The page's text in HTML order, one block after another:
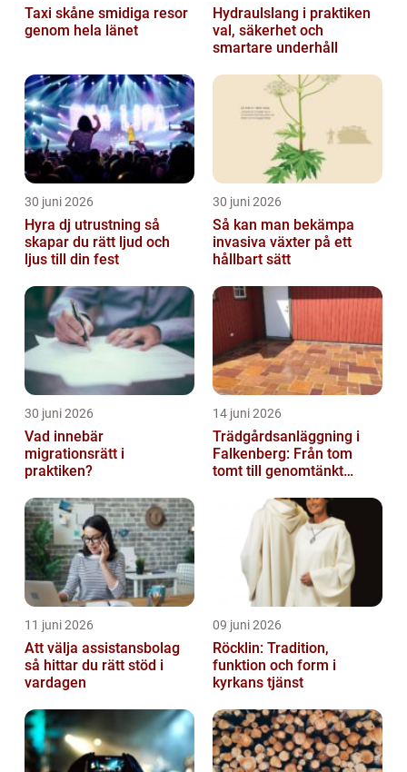
Taxi skåne smidiga resor
genom hela länet
Hydraulslang i praktiken
val, säkerhet och
smartare underhåll
30 juni 2026
Hyra dj utrustning så
skapar du rätt ljud och
ljus till din fest
30 juni 2026
Så kan man bekämpa
invasiva växter på ett
hållbart sätt
30 juni 2026
Vad innebär
migrationsrätt i
praktiken?
14 juni 2026
Trädgårdsanläggning i
Falkenberg: Från tom
tomt till genomtänkt
11 juni 2026
Att välja assistansbolag
så hittar du rätt stöd i
vardagen
09 juni 2026
Röcklin: Tradition,
funktion och form i
kyrkans tjänst